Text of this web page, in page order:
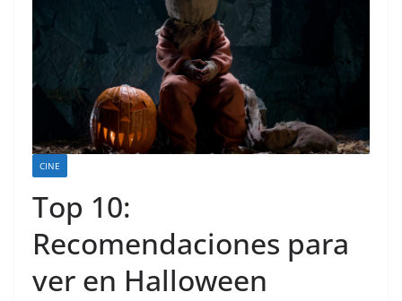
CINE
Top 10:
Recomendaciones para
ver en Halloween